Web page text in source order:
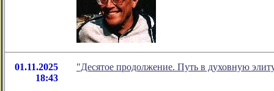
01.11.2025
18:43
"Десятое продолжение. Путь в духовную